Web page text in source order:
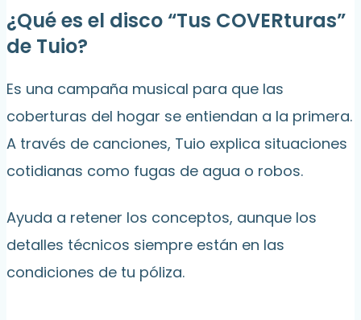
¿Qué es el disco “Tus COVERturas”
de Tuio?
Es una campaña musical para que las
coberturas del hogar se entiendan a la primera.
A través de canciones, Tuio explica situaciones
cotidianas como fugas de agua o robos.
Ayuda a retener los conceptos, aunque los
detalles técnicos siempre están en las
condiciones de tu póliza.